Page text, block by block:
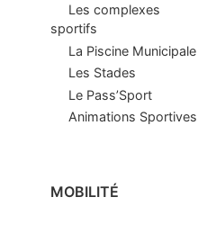
Les complexes
sportifs
La Piscine Municipale
Les Stades
Le Pass’Sport
Animations Sportives
MOBILITÉ